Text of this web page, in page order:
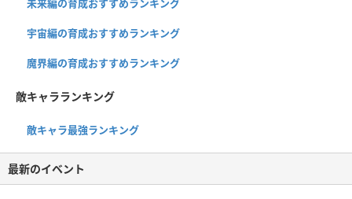
未来編の育成おすすめランキング
宇宙編の育成おすすめランキング
魔界編の育成おすすめランキング
敵キャラランキング
敵キャラ最強ランキング
最新のイベント